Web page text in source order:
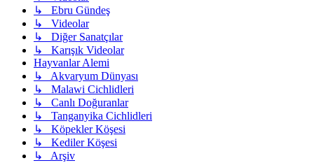
↳ Ebru Gündeş
↳ Videolar
↳ Diğer Sanatçılar
↳ Karışık Videolar
Hayvanlar Alemi
↳ Akvaryum Dünyası
↳ Malawi Cichlidleri
↳ Canlı Doğuranlar
↳ Tanganyika Cichlidleri
↳ Köpekler Köşesi
↳ Kediler Köşesi
↳ Arşiv